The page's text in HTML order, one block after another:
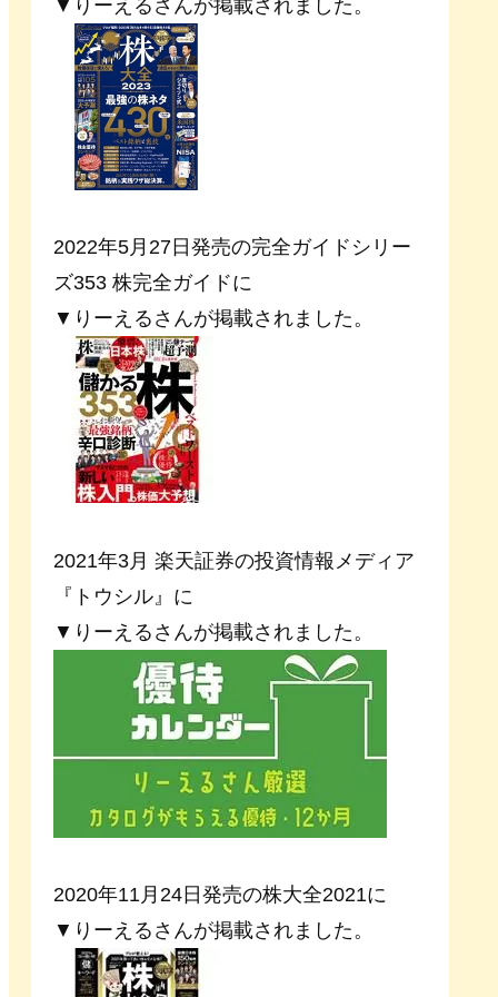
▼りーえるさんが掲載されました。
2022年5月27日発売の完全ガイドシリー
ズ353 株完全ガイドに
▼りーえるさんが掲載されました。
2021年3月 楽天証券の投資情報メディア
『トウシル』に
▼りーえるさんが掲載されました。
2020年11月24日発売の株大全2021に
▼りーえるさんが掲載されました。